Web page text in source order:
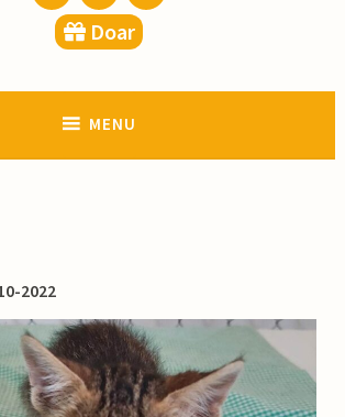
Doar
MENU
2022